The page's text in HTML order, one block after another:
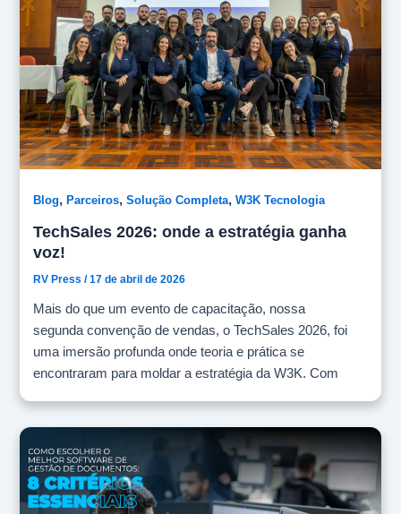
Blog,Parceiros,Solução Completa,W3K Tecnologia
TechSales 2026: onde a estratégia ganha
voz!
RV Press/17 de abril de 2026
Mais do que um evento de capacitação, nossa
segunda convenção de vendas, o TechSales 2026, foi
uma imersão profunda onde teoria e prática se
encontraram para moldar a estratégia da W3K. Com
clientes e parceiros. Durante a convenção, realizada no
último dia 09/04, no Cecrei, em São Leopoldo,
alinhamos e discutimos formas de aprimorar cada vez
mais nossa entrega de valor para os nossos clientes.